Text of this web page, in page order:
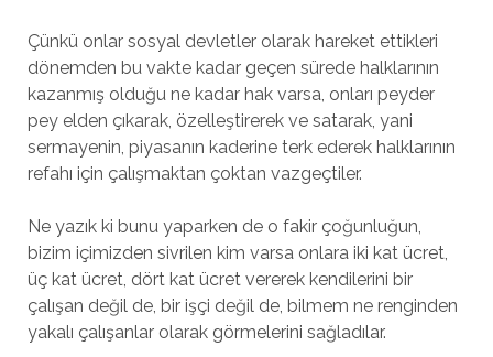
Çünkü onlar sosyal devletler olarak hareket ettikleri
dönemden bu vakte kadar geçen sürede halklarının
kazanmış olduğu ne kadar hak varsa, onları peyder
pey elden çıkarak, özelleştirerek ve satarak, yani
sermayenin, piyasanın kaderine terk ederek halklarının
refahı için çalışmaktan çoktan vazgeçtiler.
Ne yazık ki bunu yaparken de o fakir çoğunluğun,
bizim içimizden sivrilen kim varsa onlara iki kat ücret,
üç kat ücret, dört kat ücret vererek kendilerini bir
çalışan değil de, bir işçi değil de, bilmem ne renginden
yakalı çalışanlar olarak görmelerini sağladılar.